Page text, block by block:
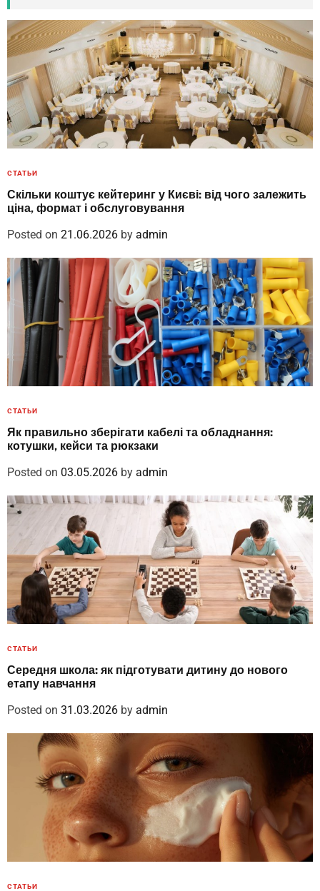
СТАТЬИ
Скільки коштує кейтеринг у Києві: від чого залежить
ціна, формат і обслуговування
Posted on 21.06.2026 by admin
СТАТЬИ
Як правильно зберігати кабелі та обладнання:
котушки, кейси та рюкзаки
Posted on 03.05.2026 by admin
СТАТЬИ
Середня школа: як підготувати дитину до нового
етапу навчання
Posted on 31.03.2026 by admin
СТАТЬИ